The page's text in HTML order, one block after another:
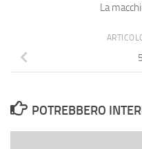
La
POTREBBERO